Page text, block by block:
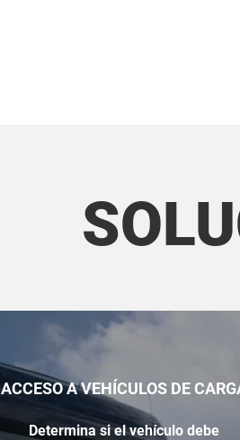
ACCESO A VEHÍCULOS DE
Determina si elvehículo debe